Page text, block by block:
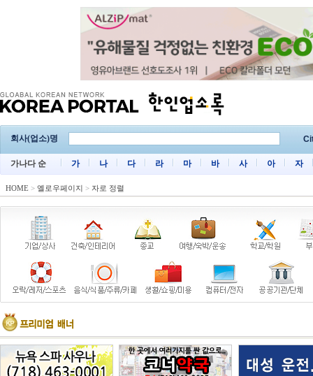
회사(업소)명
가나다 순 가 나 다 라 마 바 사 아 자
HOME > 옐로우페이지 > 자로 정렬